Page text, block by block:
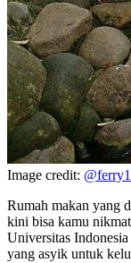
Image credit:
Rumah makan yang
kini bisa kamu
Universitas
yang asyik untuk